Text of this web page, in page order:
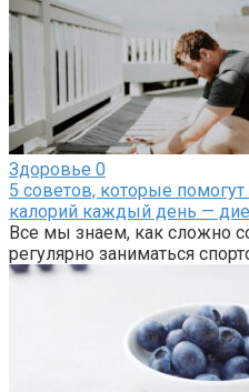
Здоровье 0
5 советов, которые
калорий каждый день —
Все мы знаем, как сложно
регулярно заниматься